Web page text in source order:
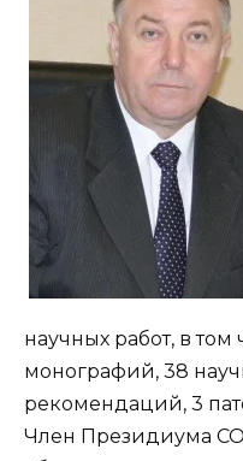
научных работ, в том
монографий, 38
рекомендаций, 3
Член Президиума